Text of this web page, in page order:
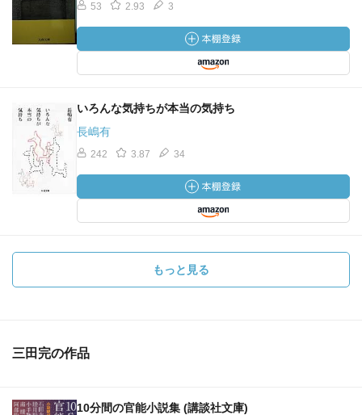
53 2.93 3
いろんな気持ちが本当の気持ち
長嶋有
242 3.87 34
もっと見る
三田完の作品
10分間の官能小説集 (講談社文庫)